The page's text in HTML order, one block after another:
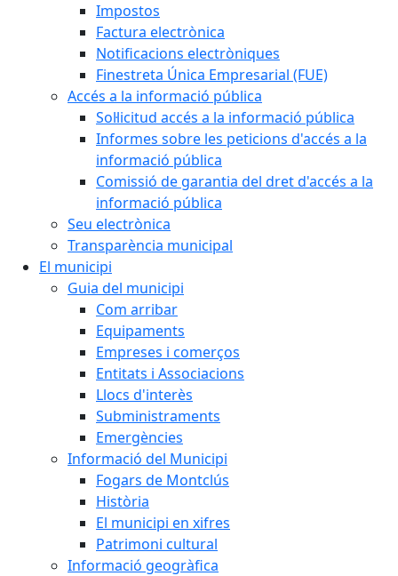
Impostos
Factura electrònica
Notificacions electròniques
Finestreta Única Empresarial (FUE)
Accés a la informació pública
Sol·licitud accés a la informació pública
Informes sobre les peticions d'accés a la
informació pública
Comissió de garantia del dret d'accés a la
informació pública
Seu electrònica
Transparència municipal
El municipi
Guia del municipi
Com arribar
Equipaments
Empreses i comerços
Entitats i Associacions
Llocs d'interès
Subministraments
Emergències
Informació del Municipi
Fogars de Montclús
Història
El municipi en xifres
Patrimoni cultural
Informació geogràfica